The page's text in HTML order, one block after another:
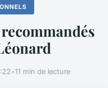
•11 min de lecture